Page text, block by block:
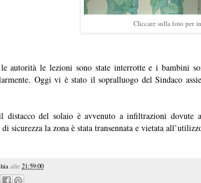
Cliccare sulla foto per
autorità le lezioni sono state interrotte e i bambini
Oggi vi è stato il sopralluogo del Sindaco
distacco del solaio è avvenuto a infiltrazioni dovute
sicurezza la zona è stata transennata e vietata
alle 21:59:00